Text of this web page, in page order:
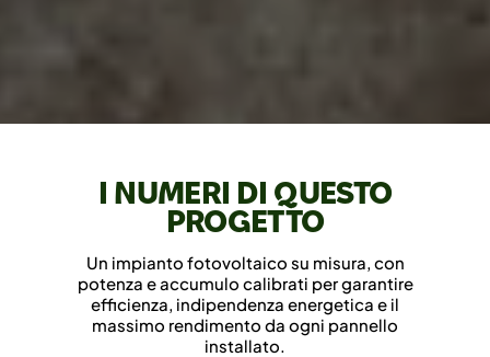
I NUMERI DI QUESTO
PROGETTO
Un impianto fotovoltaico su misura, con
potenza e accumulo calibrati per garantire
efficienza, indipendenza energetica e il
massimo rendimento da ogni pannello
installato.